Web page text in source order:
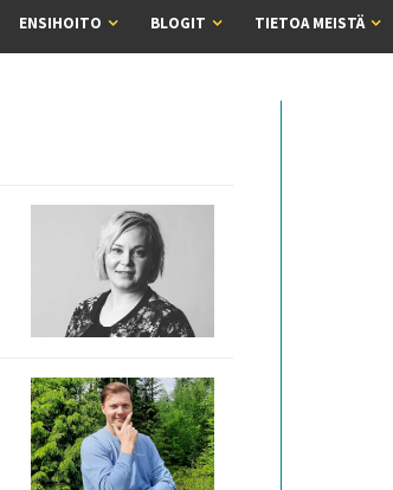
ENSIHOITO BLOGIT TIETOA MEISTÄ